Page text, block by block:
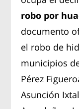
robo por
documento
el robo de
municipios
Pérez
Asunción